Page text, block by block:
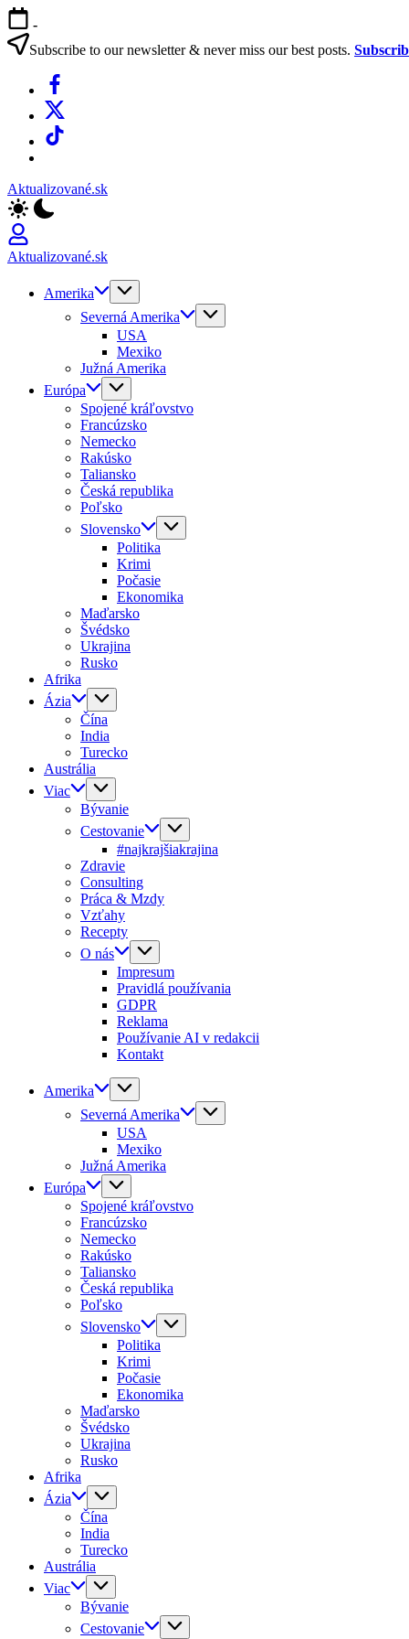
Skip
to
content
-
Subscribe to our newsletter & never miss our best posts.
Facebook
X
TikTok
Aktualizované.sk
Aktualizované.sk
Amerika
Severná Amerika
USA
Mexiko
Južná Amerika
Európa
Spojené kráľovstvo
Francúzsko
Nemecko
Rakúsko
Taliansko
Česká republika
Poľsko
Slovensko
Politika
Krimi
Počasie
Ekonomika
Maďarsko
Švédsko
Ukrajina
Rusko
Afrika
Ázia
Čína
India
Turecko
Austrália
Viac
Bývanie
Cestovanie
#najkrajšiakrajina
Zdravie
Consulting
Práca & Mzdy
Vzťahy
Recepty
O nás
Impresum
Pravidlá používania
GDPR
Reklama
Používanie AI v redakcii
Kontakt
Amerika
Severná Amerika
USA
Mexiko
Južná Amerika
Európa
Spojené kráľovstvo
Francúzsko
Nemecko
Rakúsko
Taliansko
Česká republika
Poľsko
Slovensko
Politika
Krimi
Počasie
Ekonomika
Maďarsko
Švédsko
Ukrajina
Rusko
Afrika
Ázia
Čína
India
Turecko
Austrália
Viac
Bývanie
Cestovanie